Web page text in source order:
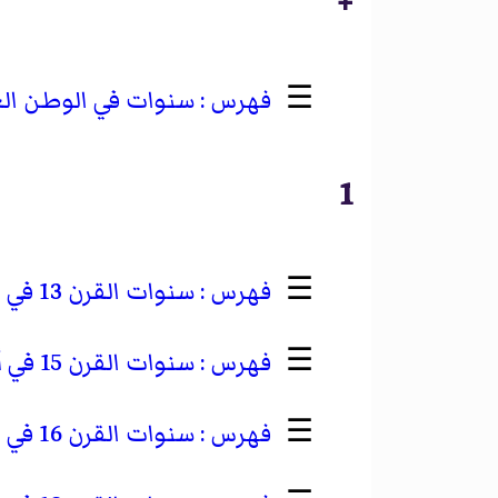
☰ سنوات في الوطن
1
☰
سنوات القرن 13 في أفريقيا
☰
سنوات القرن 15 في أفريقيا
☰
سنوات القرن 16 في أفريقيا